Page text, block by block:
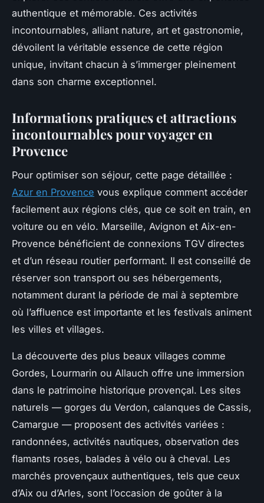
authentique et mémorable. Ces activités
incontournables, alliant nature, art et gastronomie,
dévoilent la véritable essence de cette région
unique, invitant chacun à s’immerger pleinement
dans son charme exceptionnel.
Informations pratiques et attractions
incontournables pour voyager en
Provence
Pour optimiser son séjour, cette page détaillée :
Azur en Provence vous explique comment accéder
facilement aux régions clés, que ce soit en train, en
voiture ou en vélo. Marseille, Avignon et Aix-en-
Provence bénéficient de connexions TGV directes
et d’un réseau routier performant. Il est conseillé de
réserver son transport ou ses hébergements,
notamment durant la période de mai à septembre
où l’affluence est importante et les festivals animent
les villes et villages.
La découverte des plus beaux villages comme
Gordes, Lourmarin ou Allauch offre une immersion
dans le patrimoine historique provençal. Les sites
naturels — gorges du Verdon, calanques de Cassis,
Camargue — proposent des activités variées :
randonnées, activités nautiques, observation des
flamants roses, balades à vélo ou à cheval. Les
marchés provençaux authentiques, tels que ceux
d’Aix ou d’Arles, sont l’occasion de goûter à la